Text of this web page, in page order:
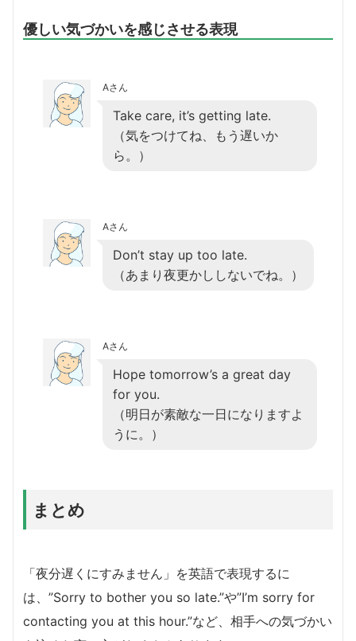
優しい気づかいを感じさせる表現
Aさん
Take care, it’s getting late.
（気をつけてね、もう遅いか
ら。）
Aさん
Don’t stay up too late.
（あまり夜更かししないでね。）
Aさん
Hope tomorrow’s a great day
for you.
（明日が素敵な一日になりますよ
うに。）
まとめ
「夜分遅くにすみません」を英語で表現するに
は、”Sorry to bother you so late.”や”I’m sorry for
contacting you at this hour.”など、相手への気づかい